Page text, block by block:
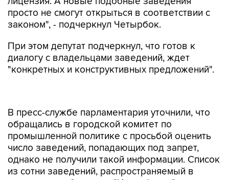
просто не смогут открыться в соответствии с
законом", - подчеркнул Четырбок.
При этом депутат подчеркнул, что готов к
диалогу с владельцами заведений, ждет
"конкретных и конструктивных предложений".
промышленной политике с просьбой оценить
число заведений, попадающих под запрет,
однако не получили такой информации. Список
из сотни заведений, распространяемый в
интернете, собеседник "Интерфакса" назвал
неофициальным.